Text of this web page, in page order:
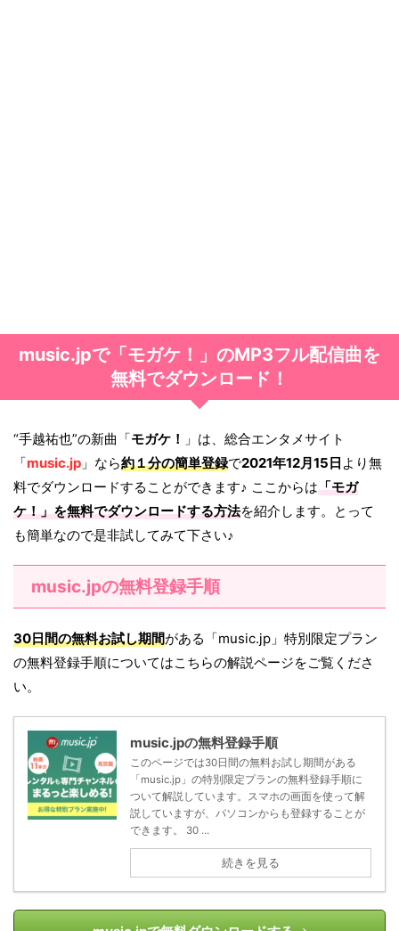
music.jpで「モガケ！」のMP3フル配信曲を
無料でダウンロード！
“手越祐也”の新曲「モガケ！ 」は、総合エンタメサイト
「music.jp 」なら約１分の簡単登録で2021年12月15日 より無
料でダウンロードすることができます♪ ここからは「モガ
ケ！」を無料でダウンロードする方法を紹介します。とって
も簡単なので是非試してみて下さい♪
music.jpの無料登録手順
30日間の無料お試し期間がある「music.jp」特別限定プラン
の無料登録手順についてはこちらの解説ページをご覧くださ
い。
music.jpの無料登録手順
このページでは30日間の無料お試し期間がある
「music.jp」の特別限定プランの無料登録手順に
ついて解説しています。スマホの画面を使って解
説していますが、パソコンからも登録することが
できます。 30 ...
続きを見る